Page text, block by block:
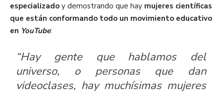
especializado y demostrando que hay mujeres científicas
que están conformando todo un movimiento educativo
en YouTube:
“Hay gente que hablamos del
universo, o personas que dan
videoclases, hay muchísimas mujeres